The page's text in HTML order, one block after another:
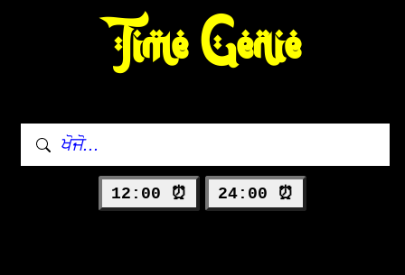
Time Genie
12:00 ⏰ 24:00 ⏰